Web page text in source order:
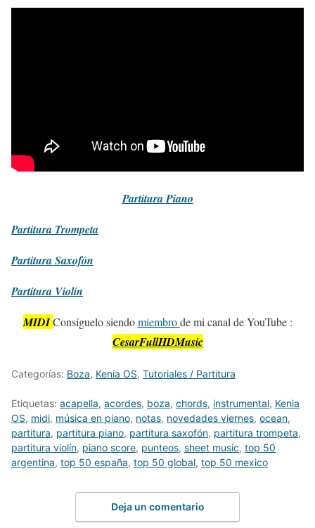
PartituraPiano
Partitura Trompeta
PartituraSaxofón
Partitura Violín
MIDI Consíguelo siendomiembrode mi canal de YouTube :
CesarFullHDMusic
Categorías: Boza, Kenia OS, Tutoriales / Partitura
Etiquetas: acapella, acordes, boza, chords, instrumental, Kenia
OS, midi, música en piano, notas, novedades viernes, ocean,
partitura, partitura piano, partitura saxofón, partitura trompeta,
partitura violín, piano score, punteos, sheet music, top 50
argentina, top 50 españa, top 50 global, top 50 mexico
Deja un comentario